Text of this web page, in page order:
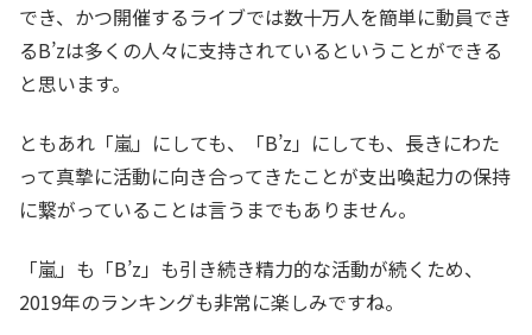
でき、かつ開催するライブでは数十万人を簡単に動員でき
るB’zは多くの人々に支持されているということができる
と思います。
ともあれ「嵐」にしても、「B’z」にしても、長きにわた
って真摯に活動に向き合ってきたことが支出喚起力の保持
に繋がっていることは言うまでもありません。
「嵐」も「B’z」も引き続き精力的な活動が続くため、
2019年のランキングも非常に楽しみですね。